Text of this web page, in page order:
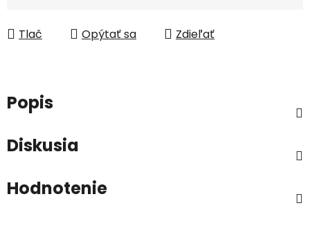
Tlač Opýtať sa Zdieľať
Popis
Diskusia
Hodnotenie